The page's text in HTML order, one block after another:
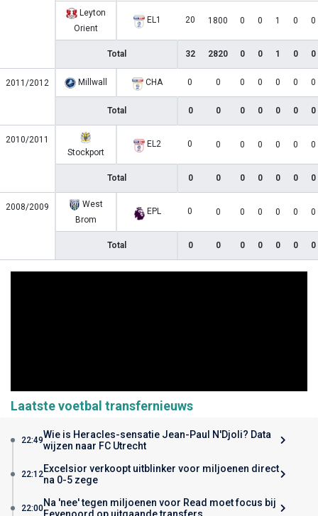
Leyton
Orient
EL1 20 1800 0 0 1 0 0
Total 32 2820 0 0 1 0 0
2011/2012 Millwall CHA 0 0 0 0 0 0 0
Total 0 0 0 0 0 0 0
2010/2011
Stockport
EL2 0 0 0 0 0 0 0
Total 0 0 0 0 0 0 0
2008/2009
West
Brom
EPL 0 0 0 0 0 0 0
Total 0 0 0 0 0 0 0
Laatste voetbal transfernieuws
22:49Wie is Heracles-sensatie Jean-Paul N'Djoli? Data
wijzen naar FC Utrecht
22:12Excelsior verkoopt uitblinker voor miljoenen direct
na 0-5 zege
22:00Na 'nee' tegen miljoenen voor Read moet focus bij
Feyenoord op uitgaande transfers